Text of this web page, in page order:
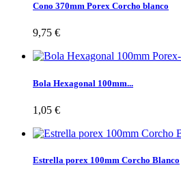
Cono 370mm Porex Corcho blanco
9,75 €
Bola Hexagonal 100mm...
1,05 €
Estrella porex 100mm Corcho Blanco